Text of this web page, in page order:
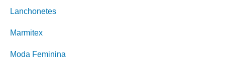
Lanchonetes
Marmitex
Moda Feminina